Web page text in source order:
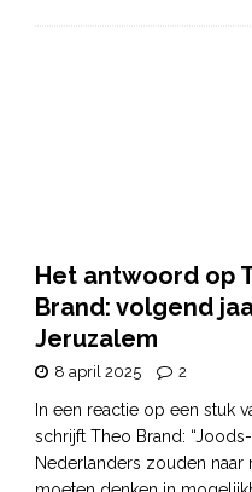
Het antwoord op
Brand: volgend
Jeruzalem
8 april 2025 2
In een reactie op een stuk
schrijft Theo Brand:
Nederlanders zouden naar